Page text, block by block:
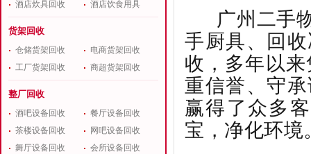
酒店炊具回收
酒店饮食用具
货架回收
仓储货架回收
电商货架回收
工厂货架回收
商超货架回收
整厂回收
酒吧设备回收
餐厅设备回收
茶楼设备回收
网吧设备回收
舞厅设备回收
会所设备回收
广州二手物
手厨具、回
收，多年以
重信誉、守
赢得了众多
宝，净化环境